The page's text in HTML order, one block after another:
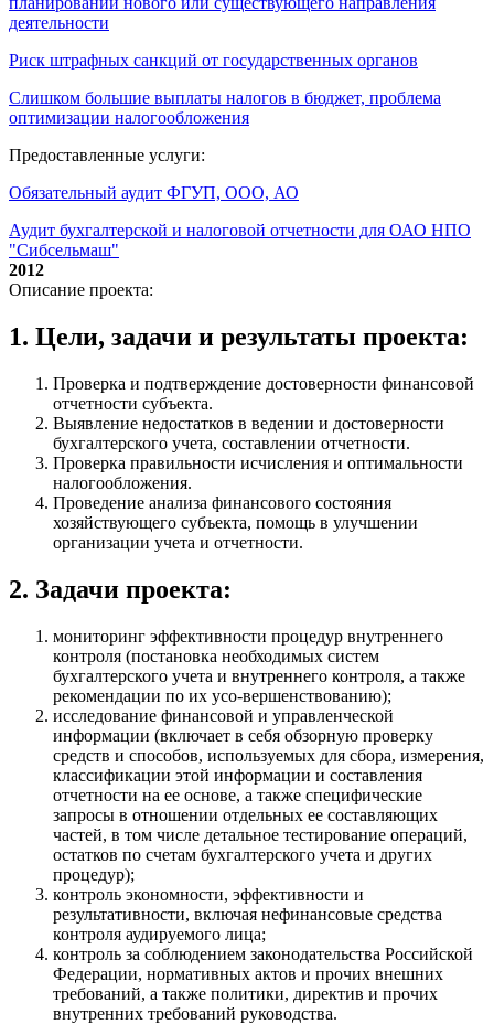
деятельности
Риск штрафных санкций от государственных органов
Слишком большие выплаты налогов в бюджет, проблема
оптимизации налогообложения
Предоставленные услуги:
Обязательный аудит ФГУП, ООО, АО
Аудит бухгалтерской и налоговой отчетности для ОАО НПО
"Сибсельмаш"
2012
Описание проекта:
1. Цели, задачи и результаты проекта:
Проверка и подтверждение достоверности финансовой
отчетности субъекта.
Выявление недостатков в ведении и достоверности
бухгалтерского учета, составлении отчетности.
Проверка правильности исчисления и оптимальности
налогообложения.
Проведение анализа финансового состояния
хозяйствующего субъекта, помощь в улучшении
организации учета и отчетности.
2. Задачи проекта:
мониторинг эффективности процедур внутреннего
контроля (постановка необходимых систем
бухгалтерского учета и внутреннего контроля, а также
рекомендации по их усо-вершенствованию);
исследование финансовой и управленческой
информации (включает в себя обзорную проверку
средств и способов, используемых для сбора, измерения,
классификации этой информации и составления
отчетности на ее основе, а также специфические
запросы в отношении отдельных ее составляющих
частей, в том числе детальное тестирование операций,
остатков по счетам бухгалтерского учета и других
процедур);
контроль экономности, эффективности и
результативности, включая нефинансовые средства
контроля аудируемого лица;
контроль за соблюдением законодательства Российской
Федерации, нормативных актов и прочих внешних
требований, а также политики, директив и прочих
внутренних требований руководства.